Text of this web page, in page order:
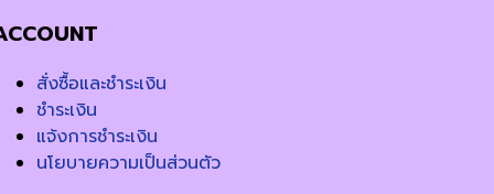
สั่งซื้อและชำระเงิน
ชำระเงิน
แจ้งการชำระเงิน
นโยบายความเป็นส่วนตัว